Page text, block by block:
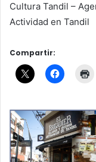
Cultura Tandil –
Actividad en Tandil
Compartir: